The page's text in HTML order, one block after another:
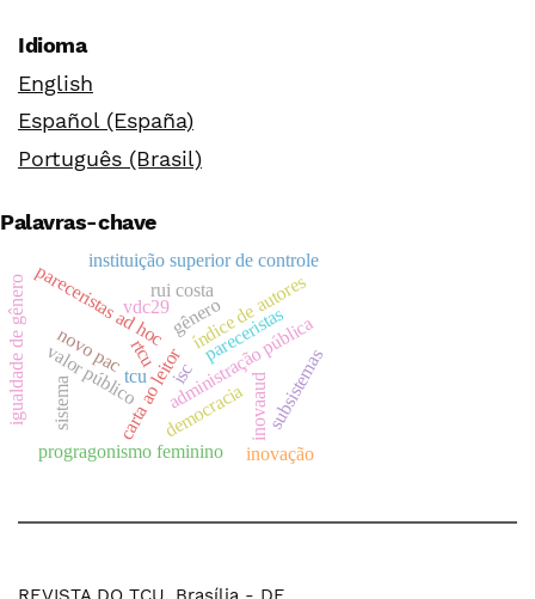
Idioma
English
Español (España)
Português (Brasil)
Palavras-chave
pareceristas ad hoc índice de autores
carta ao leitor
instituição superior de controle
gênero
progragonismo feminino
administração pública
igualdade de gênero valor público inovaaud
vdc29
tcu isc
pareceristas
democracia
sistema subsistemas
rtcu
inovação
rui costa
novo pac